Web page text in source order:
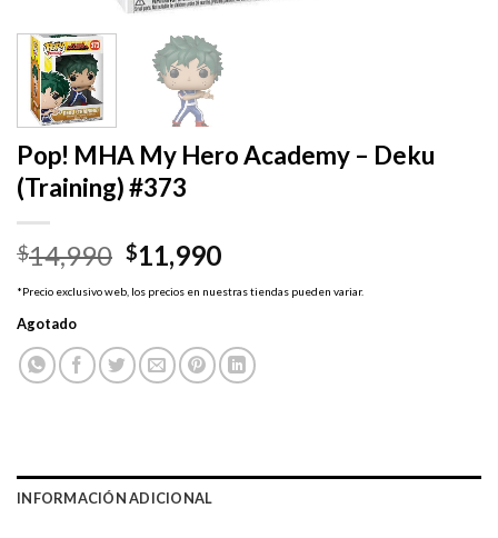
Pop! MHA My Hero Academy – Deku
(Training) #373
$14,990 El
precio
original
$14,990.
$11,990El
precio
actual
$11,990.
*Precio exclusivo web, los precios en nuestras tiendas pueden variar.
Agotado
INFORMACIÓN ADICIONAL